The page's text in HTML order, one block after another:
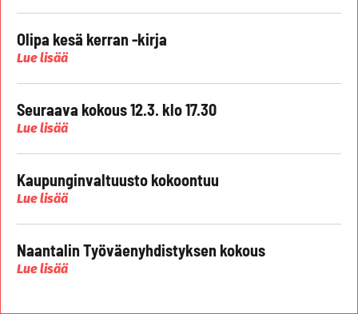
Olipa kesä kerran -kirja
Lue lisää
Seuraava kokous 12.3. klo 17.30
Lue lisää
Kaupunginvaltuusto kokoontuu
Lue lisää
Naantalin Työväenyhdistyksen kokous
Lue lisää